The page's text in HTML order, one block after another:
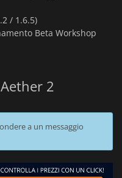
/ 1.6.5)
Beta Workshop
2
a un messaggio